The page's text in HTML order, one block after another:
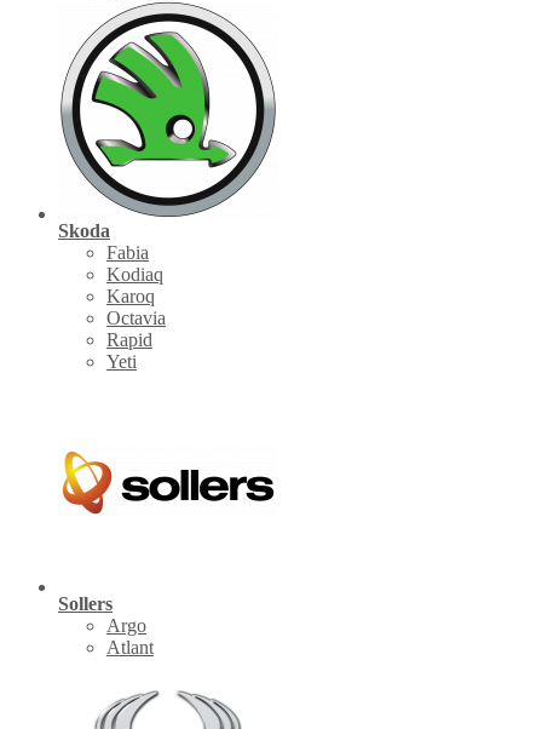
Skoda
Fabia
Kodiaq
Karoq
Octavia
Rapid
Yeti
Sollers
Argo
Atlant